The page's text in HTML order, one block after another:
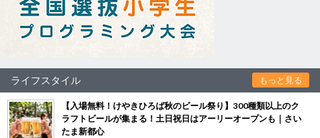
ライフスタイル もっと見る
【入場無料！けやきひろば秋のビール祭り】300種類以上のク
ラフトビールが集まる！土日祝日はアーリーオープンも｜さい
たま新都心